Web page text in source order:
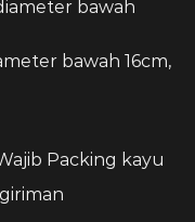
bawah
bawah 16cm,
Packing kayu